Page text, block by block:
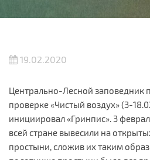
19.02.2020
Центрально-Лесной заповедник
проверке «Чистый воздух» (3-
инициировал «Гринпис». 3
всей стране вывесили на
простыни, сложив их таким